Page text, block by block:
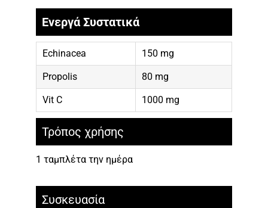
Ενεργά Συστατικά
Echinacea 150 mg
Propolis 80 mg
Vit C 1000 mg
Τρόπος χρήσης
1 ταμπλέτα την ημέρα
Συσκευασία